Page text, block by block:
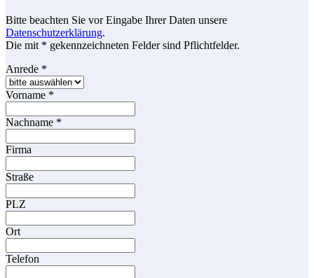
Bitte beachten Sie vor Eingabe Ihrer Daten unsere
Datenschutzerklärung.
Die mit * gekennzeichneten Felder sind Pflichtfelder.
Anrede *
Vorname *
Nachname *
Firma
Straße
PLZ
Ort
Telefon